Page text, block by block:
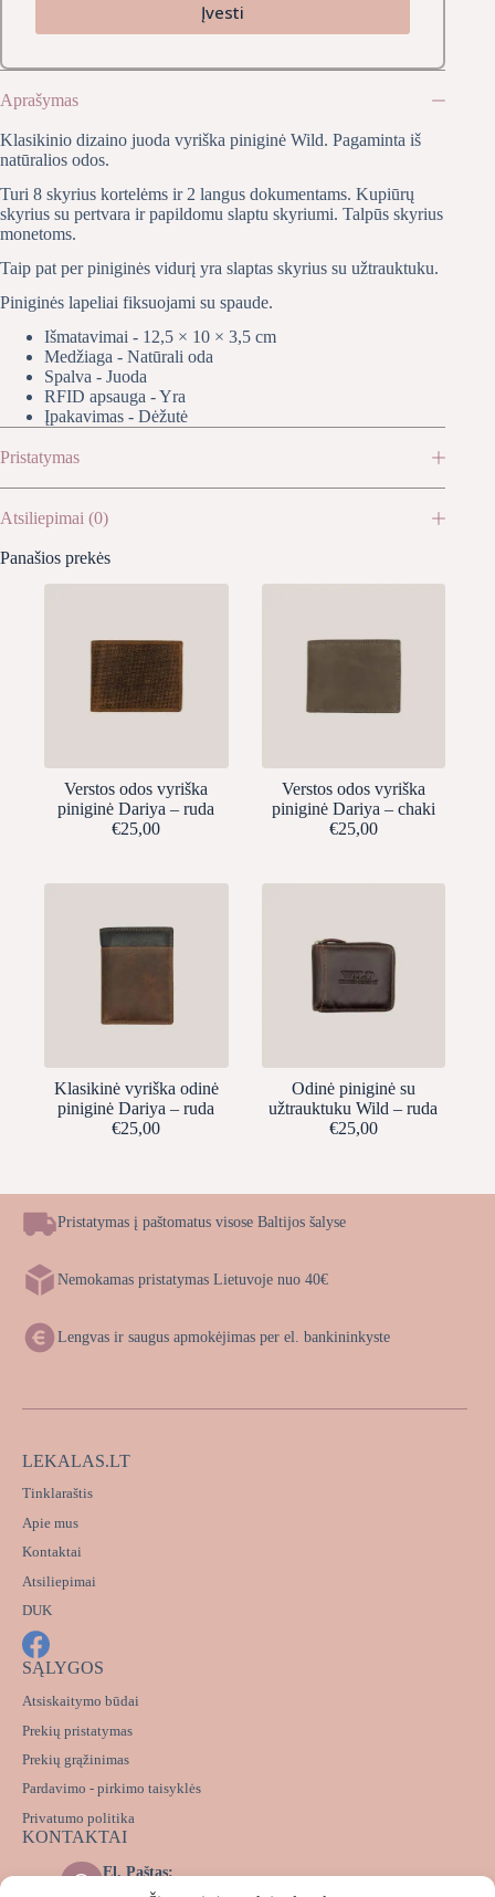
Įvesti
Aprašymas
Klasikinio dizaino juoda vyriška piniginė Wild. Pagaminta iš
natūralios odos.
Turi 8 skyrius kortelėms ir 2 langus dokumentams. Kupiūrų
skyrius su pertvara ir papildomu slaptu skyriumi. Talpūs skyrius
monetoms.
Taip pat per piniginės vidurį yra slaptas skyrius su užtrauktuku.
Piniginės lapeliai fiksuojami su spaude.
Išmatavimai - 12,5 × 10 × 3,5 cm
Medžiaga - Natūrali oda
Spalva - Juoda
RFID apsauga - Yra
Įpakavimas - Dėžutė
Pristatymas
Atsiliepimai (0)
Panašios prekės
Verstos odos vyriška
piniginė Dariya – ruda
€25,00
Verstos odos vyriška
piniginė Dariya – chaki
€25,00
Klasikinė vyriška odinė
piniginė Dariya – ruda
€25,00
Odinė piniginė su
užtrauktuku Wild – ruda
€25,00
Pristatymas į paštomatus visose Baltijos šalyse
Nemokamas pristatymas Lietuvoje nuo 40€
Lengvas ir saugus apmokėjimas per el. bankininkyste
LEKALAS.LT
Tinklaraštis
Apie mus
Kontaktai
Atsiliepimai
DUK
SĄLYGOS
Atsiskaitymo būdai
Prekių pristatymas
Prekių grąžinimas
Pardavimo - pirkimo taisyklės
Privatumo politika
KONTAKTAI
El. Paštas:
info@lekalas.lt